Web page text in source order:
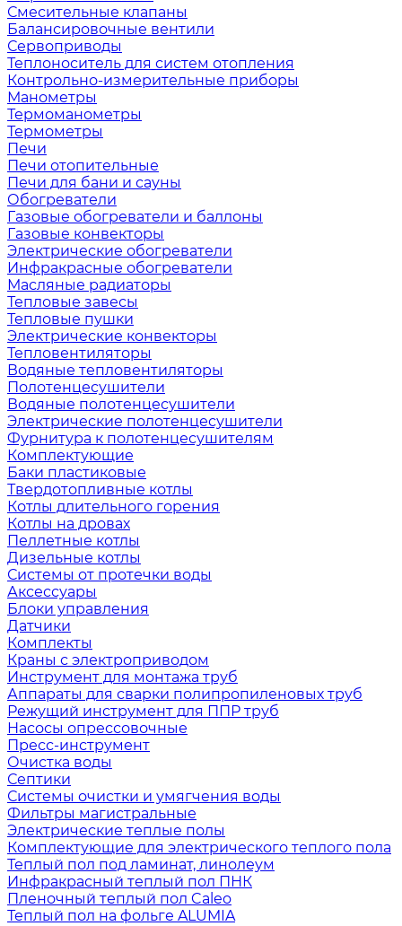
Смесительные клапаны
Балансировочные вентили
Сервоприводы
Теплоноситель для систем отопления
Контрольно-измерительные приборы
Манометры
Термоманометры
Термометры
Печи
Печи отопительные
Печи для бани и сауны
Обогреватели
Газовые обогреватели и баллоны
Газовые конвекторы
Электрические обогреватели
Инфракрасные обогреватели
Масляные радиаторы
Тепловые завесы
Тепловые пушки
Электрические конвекторы
Тепловентиляторы
Водяные тепловентиляторы
Полотенцесушители
Водяные полотенцесушители
Электрические полотенцесушители
Фурнитура к полотенцесушителям
Комплектующие
Баки пластиковые
Твердотопливные котлы
Котлы длительного горения
Котлы на дровах
Пеллетные котлы
Дизельные котлы
Системы от протечки воды
Аксессуары
Блоки управления
Датчики
Комплекты
Краны с электроприводом
Инструмент для монтажа труб
Аппараты для сварки полипропиленовых труб
Режущий инструмент для ППР труб
Насосы опрессовочные
Пресс-инструмент
Очистка воды
Септики
Системы очистки и умягчения воды
Фильтры магистральные
Электрические теплые полы
Комплектующие для электрического теплого пола
Теплый пол под ламинат, линолеум
Инфракрасный теплый пол ПНК
Пленочный теплый пол Caleo
Теплый пол на фольге ALUMIA